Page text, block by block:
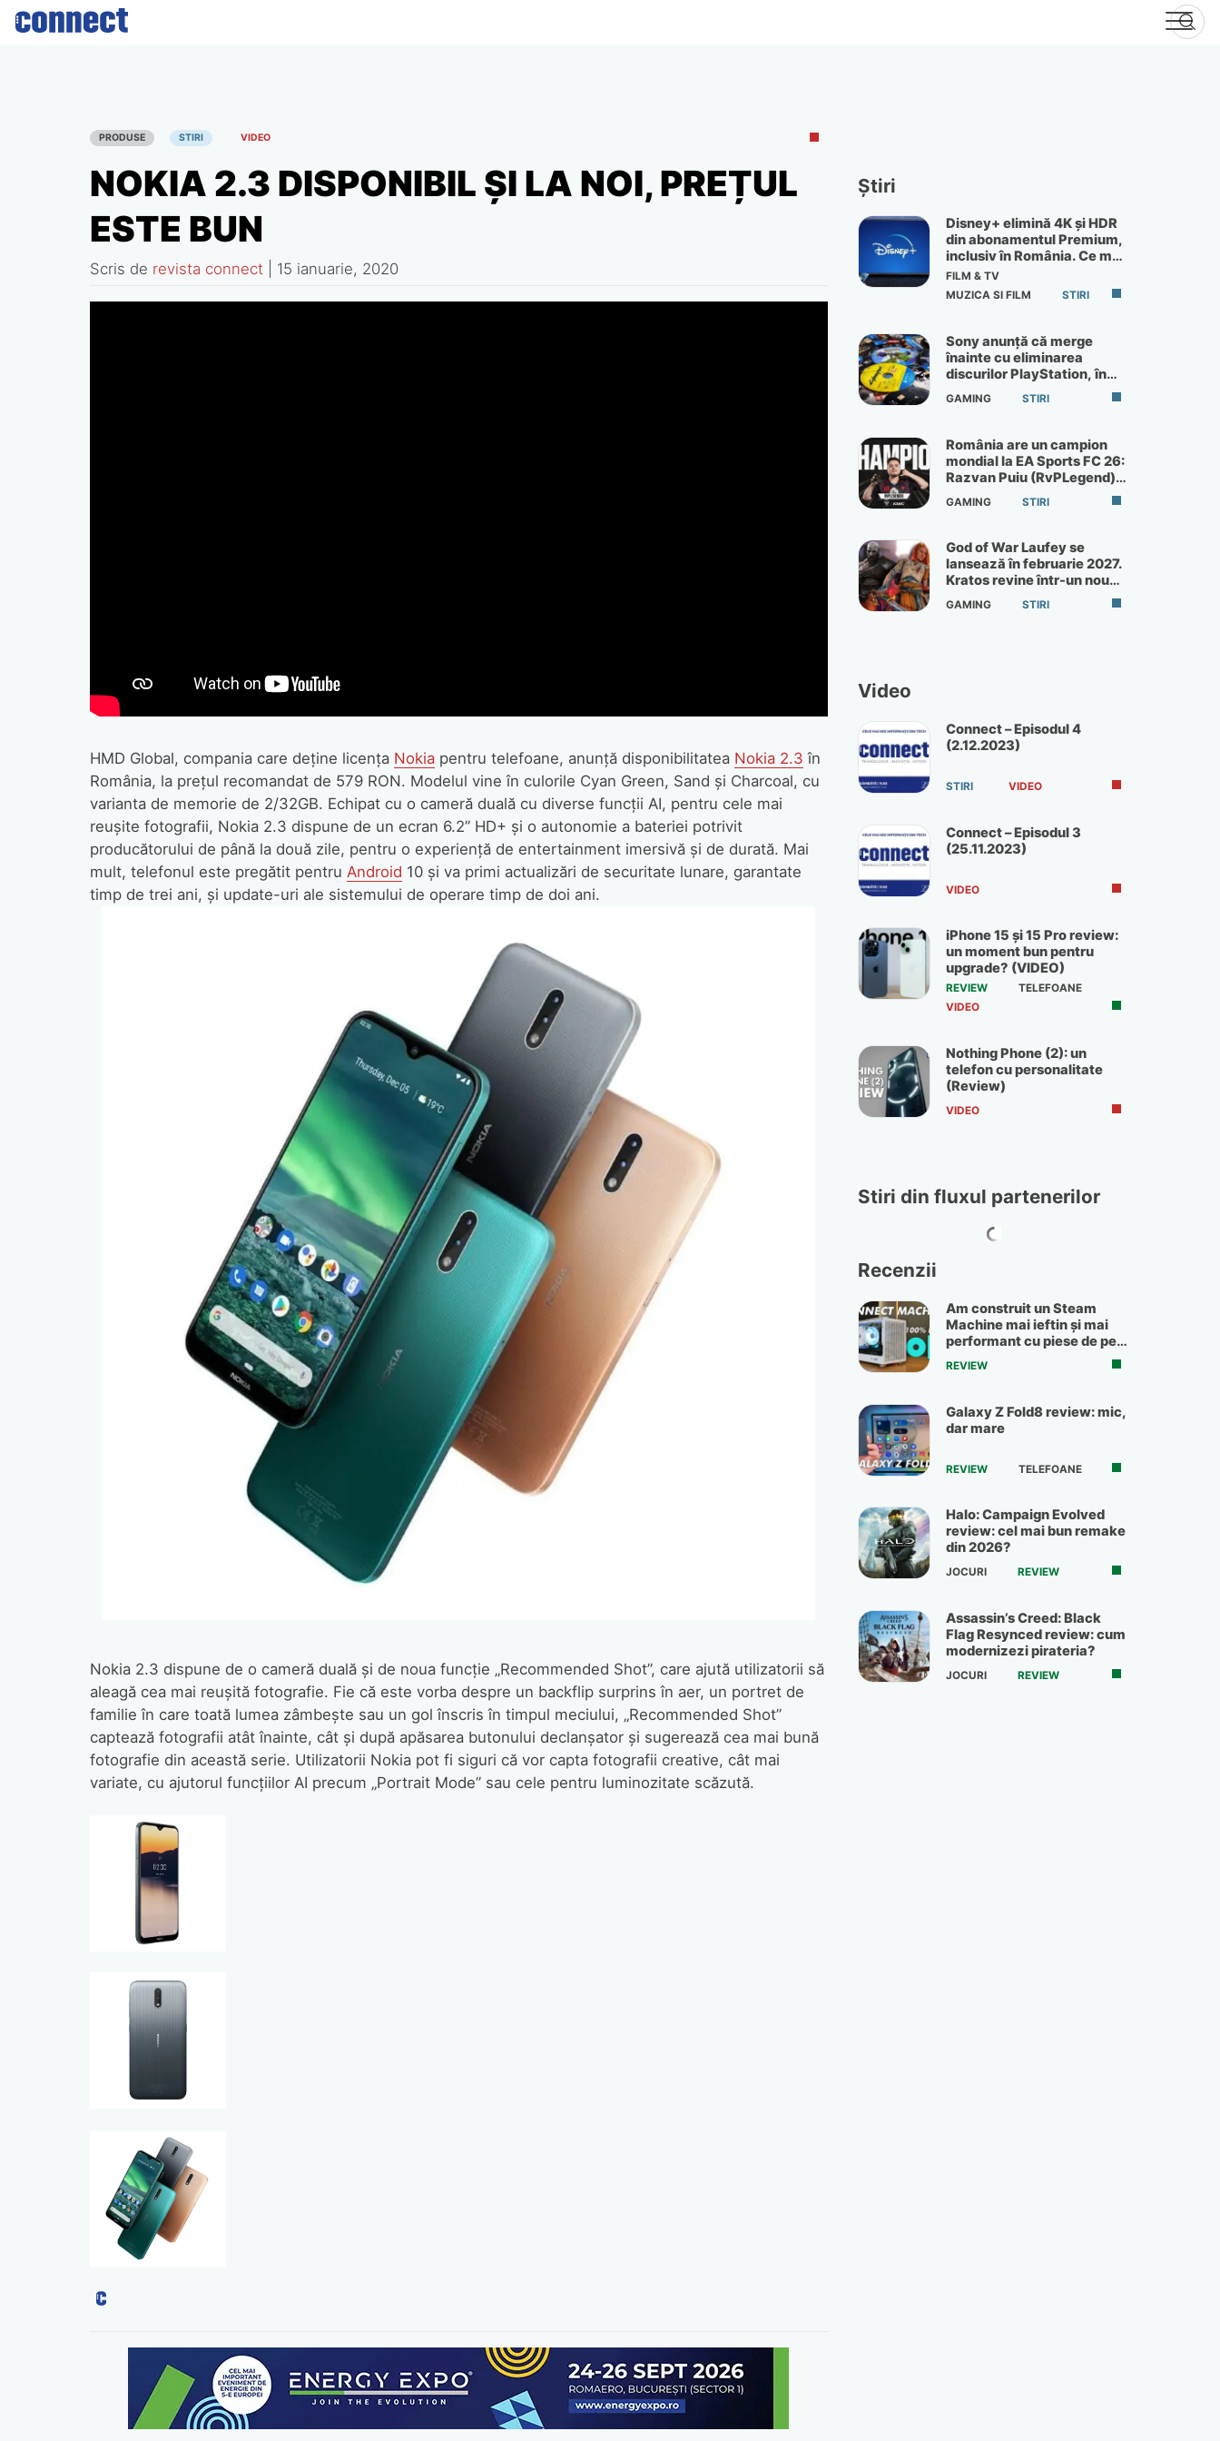
Skip
PRODUSE STIRI VIDEO
NOKIA 2.3 DISPONIBIL ȘI LA NOI, PREȚUL
ESTE BUN
Scris de revista connect 15 ianuarie, 2020
HMD Global, compania care deține licența Nokiapentru telefoane, anunță disponibilitatea Nokia 2.3 în
România, la prețul recomandat de 579 RON. Modelul vine în culorile Cyan Green, Sand și Charcoal, cu
varianta de memorie de 2/32GB. Echipat cu o cameră duală cu diverse funcții AI, pentru cele mai
reușite fotografii, Nokia 2.3 dispune de un ecran 6.2” HD+ și o autonomie a bateriei potrivit
producătorului de până la două zile, pentru o experiență de entertainment imersivă și de durată. Mai
mult, telefonul este pregătit pentru Android 10 și va primi actualizări de securitate lunare, garantate
timp de trei ani, și update-uri ale sistemului de operare timp de doi ani.
Nokia 2.3 dispune de o cameră duală și de noua funcție „Recommended Shot”, care ajută utilizatorii să
aleagă cea mai reușită fotografie. Fie că este vorba despre un backflip surprins în aer, un portret de
familie în care toată lumea zâmbește sau un gol înscris în timpul meciului, „Recommended Shot”
captează fotografii atât înainte, cât și după apăsarea butonului declanșator și sugerează cea mai bună
fotografie din această serie. Utilizatorii Nokia pot fi siguri că vor capta fotografii creative, cât mai
variate, cu ajutorul funcțiilor AI precum „Portrait Mode” sau cele pentru luminozitate scăzută.
Știri
Disney+ elimină 4K și HDR
din abonamentul Premium,
inclusiv în România. Ce mai
primești de 60 lei pe lună
FILM & TV
MUZICA SI FILM
STIRI
Sony anunță că merge
înainte cu eliminarea
discurilor PlayStation, în
ciuda protestelor
GAMING STIRI
România are un campion
mondial la EA Sports FC 26:
Razvan Puiu (RvPLegend)
câștigă turneul de la Paris
GAMING STIRI
God of War Laufey se
lansează în februarie 2027.
Kratos revine într-un nou
God of War
GAMING STIRI
Video
Connect – Episodul 4
(2.12.2023)
STIRI VIDEO
Connect – Episodul 3
(25.11.2023)
VIDEO
iPhone 15 și 15 Pro review:
un moment bun pentru
upgrade? (VIDEO)
REVIEW
TELEFOANE
VIDEO
Nothing Phone (2): un
telefon cu personalitate
(Review)
VIDEO
Stiri din fluxul partenerilor
Recenzii
Am construit un Steam
Machine mai ieftin și mai
performant cu piese de pe
OLX
REVIEW
Galaxy Z Fold8 review: mic,
dar mare
REVIEW TELEFOANE
Halo: Campaign Evolved
review: cel mai bun remake
din 2026?
JOCURI REVIEW
Assassin’s Creed: Black
Flag Resynced review: cum
modernizezi pirateria?
JOCURI REVIEW